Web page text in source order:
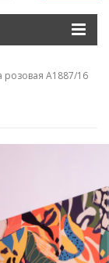
розовая A1887/16